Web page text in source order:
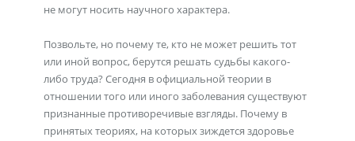
не могут носить научного характера.
Позвольте, но почему те, кто не может решить тот
или иной вопрос, берутся решать судьбы какого-
либо труда? Сегодня в официальной теории в
отношении того или иного заболевания существуют
признанные противоречивые взгляды. Почему в
принятых теориях, на которых зиждется здоровье